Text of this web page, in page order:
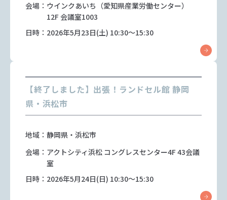
会場：ウインクあいち（愛知県産業労働センター）
12F 会議室1003
日時：2026年5月23日(土) 10:30～15:30
【終了しました】出張！ランドセル館 静岡
県・浜松市
地域：静岡県・浜松市
会場：アクトシティ浜松 コングレスセンター4F 43会議
室
日時：2026年5月24日(日) 10:30～15:30